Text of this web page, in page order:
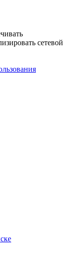
сетевой